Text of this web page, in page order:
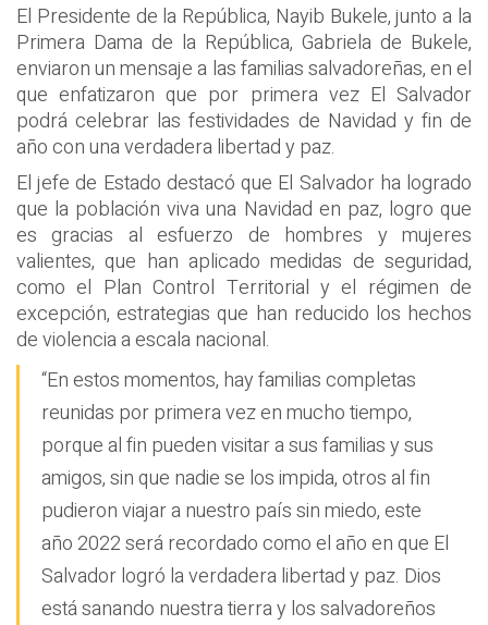
El Presidente de la República, Nayib Bukele, junto a la
Primera Dama de la República, Gabriela de Bukele,
enviaron un mensaje a las familias salvadoreñas, en el
que enfatizaron que por primera vez El Salvador
podrá celebrar las festividades de Navidad y fin de
año con una verdadera libertad y paz.
El jefe de Estado destacó que El Salvador ha logrado
que la población viva una Navidad en paz, logro que
es gracias al esfuerzo de hombres y mujeres
valientes, que han aplicado medidas de seguridad,
como el Plan Control Territorial y el régimen de
excepción, estrategias que han reducido los hechos
de violencia a escala nacional.
“En estos momentos, hay familias completas
reunidas por primera vez en mucho tiempo,
porque al fin pueden visitar a sus familias y sus
amigos, sin que nadie se los impida, otros al fin
pudieron viajar a nuestro país sin miedo, este
año 2022 será recordado como el año en que El
Salvador logró la verdadera libertad y paz. Dios
está sanando nuestra tierra y los salvadoreños